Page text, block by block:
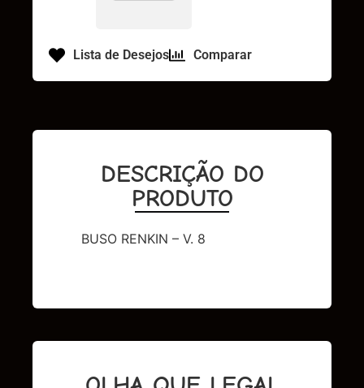
Lista de Desejos Comparar
DESCRIÇÃO DO
PRODUTO
BUSO RENKIN – V. 8